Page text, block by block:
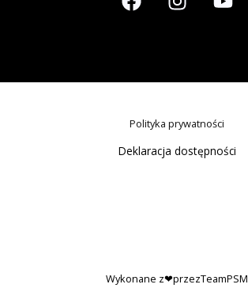
Polityka prywatności
Deklaracja dostępności
Wykonane z❤przezTeamPSM